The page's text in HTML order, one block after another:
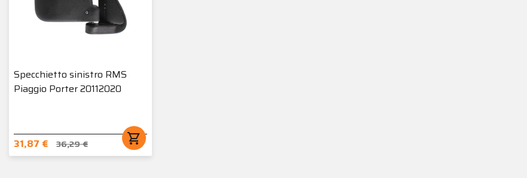
Specchietto sinistro RMS
Piaggio Porter 20112020
31,87 € 36,29 € shopping_cart